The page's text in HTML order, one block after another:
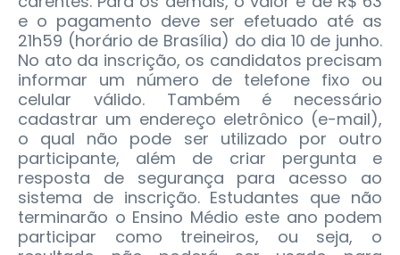
e o pagamento deve ser efetuado até as
21h59 (horário de Brasília) do dia 10 de junho.
No ato da inscrição, os candidatos precisam
informar um número de telefone fixo ou
celular válido. Também é necessário
cadastrar um endereço eletrônico (e-mail),
o qual não pode ser utilizado por outro
participante, além de criar pergunta e
resposta de segurança para acesso ao
sistema de inscrição. Estudantes que não
terminarão o Ensino Médio este ano podem
participar como treineiros, ou seja, o